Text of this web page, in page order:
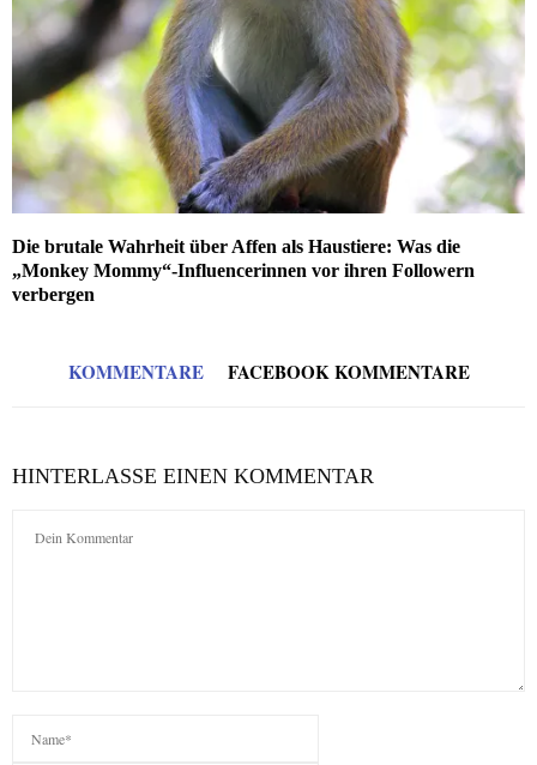
Die brutale Wahrheit über Affen als Haustiere: Was die
„Monkey Mommy“-Influencerinnen vor ihren Followern
verbergen
KOMMENTARE FACEBOOK KOMMENTARE
HINTERLASSE EINEN KOMMENTAR